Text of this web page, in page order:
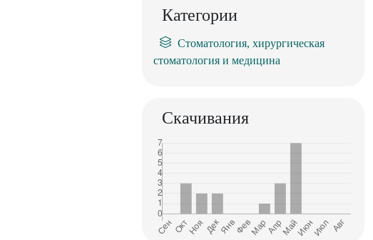
Категории
Стоматология, хирургическая
стоматология и медицина
Скачивания